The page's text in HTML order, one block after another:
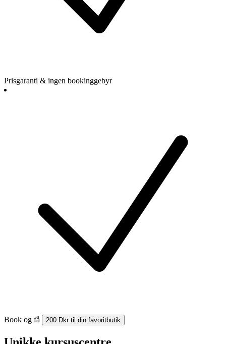
Prisgaranti & ingen bookinggebyr
Book og få 200 Dkr til din favoritbutik